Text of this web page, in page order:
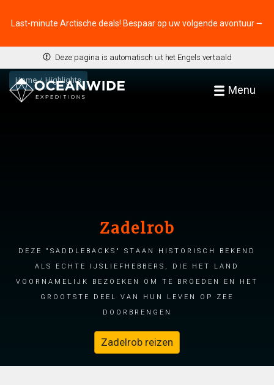
Last-minute Arctische deals! Bespaar op uw volgende avontuur ⭢
Deze pagina is automatisch uit het Engels vertaald
Menu
Home Highlights
Zadelrob
Deze "saddlebacks" staan historisch bekend
als echte ijsliefhebbers, die het land
voornamelijk bezoeken om te broeden en het
grootste deel van hun leven op zee
doorbrengen
Zadelrob reizen